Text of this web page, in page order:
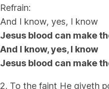
Refrain:
And I know, yes, I know
Jesus blood can make
And I know, yes, I know
Jesus blood can make
2. To the faint He giveth